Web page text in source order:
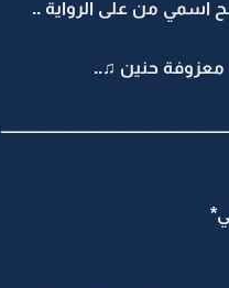
اسمي من على الرواية ..
حنين ♫..